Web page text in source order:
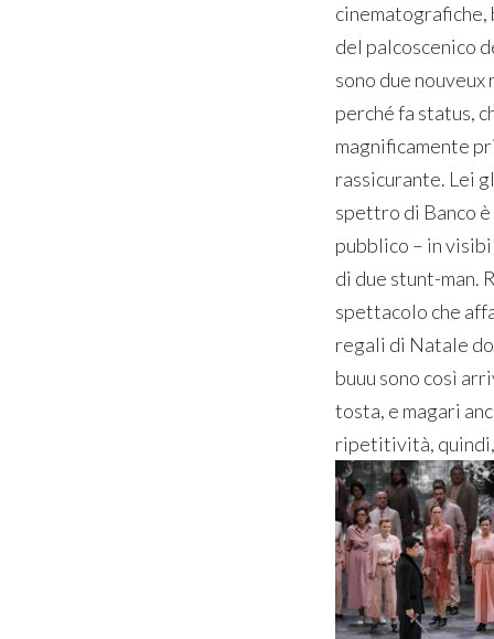
del palcoscenico
sono due
perché fa status,
magnificamente
rassicurante. Lei
spettro di Banco
pubblico – in
di due stunt-man.
spettacolo che
regali di Natale
buuu sono così
tosta, e magari
ripetitività,